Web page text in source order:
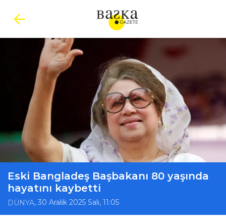
Eski Bangladeş Başbakanı 80 yaşında
hayatını kaybetti
DÜNYA, 30 Aralık 2025 Salı, 11:05